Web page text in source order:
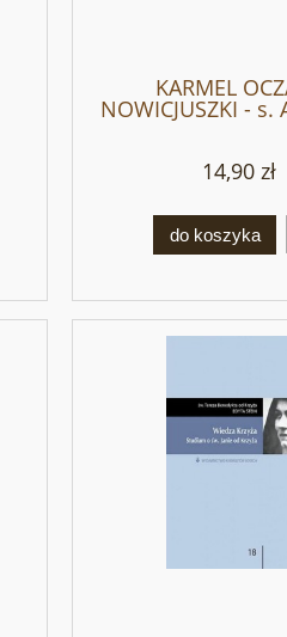
KARMEL
NOWICJUSZKI - s.
Teresa od
14,90 zł
do koszyka